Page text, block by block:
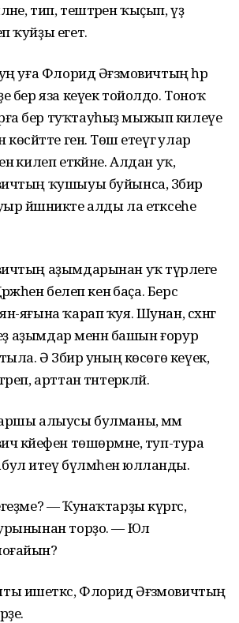
тип, тештәрен ҡыҫып, үҙ
ҡуйҙы егет.
уға Флорид Әғзәмовичтың һәр
бер яза кеүек тойолдо. Тоноҡ
бер туҡтауһыҙ мыжып килеүе
генә. Төш етеүгә улар
килеп еткәйне. Алдан уҡ,
ҡушыуы буйынса, Зәбир
йәшникте алды ла етәксеһе
аҙымдарынан уҡ түрәлеге
белеп кенә баҫа. Берсә
яғына ҡарап ҡуя. Шунан, сәхнәгә
аҙымдар менән башын ғорур
Ә Зәбир уның көсөгө кеүек,
арттан тәнтерәкләй.
алыусы булманы, әммә
кәйефен төшөрмәне, туп-тура
итеү бүлмәһенә юлланды.
— Ҡунаҡтарҙы күргәс,
торҙо. — Юл
ишеткәс, Флорид Әғзәмовичтың